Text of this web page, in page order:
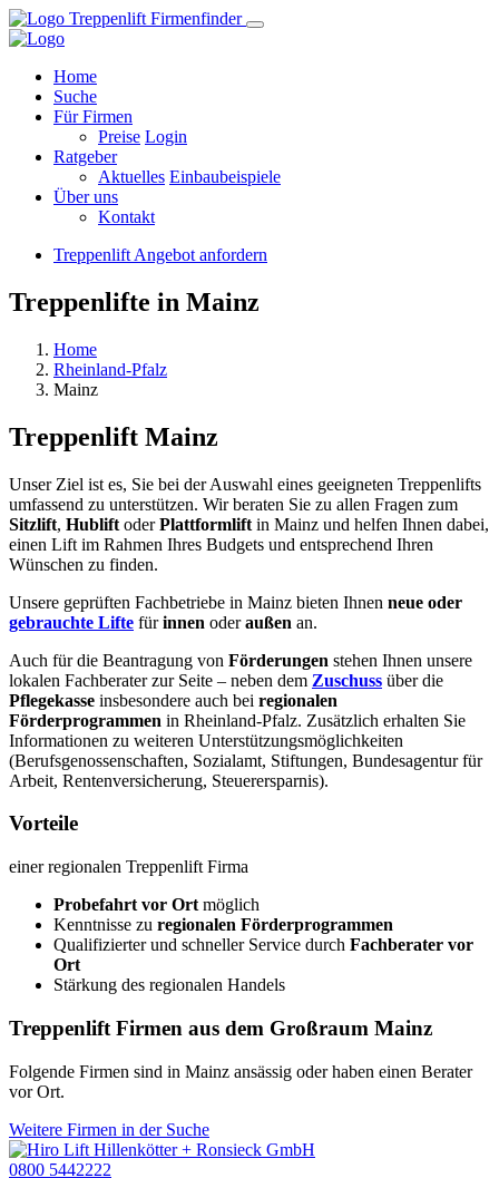
Home
Suche
Für Firmen
Preise Login
Ratgeber
Aktuelles Einbaubeispiele
Über uns
Kontakt
Treppenlift Angebot anfordern
Treppenlifte in Mainz
Home
Rheinland-Pfalz
Mainz
Treppenlift Mainz
Unser Ziel ist es, Sie bei der Auswahl eines geeigneten Treppenlifts
umfassend zu unterstützen. Wir beraten Sie zu allen Fragen zum
Sitzlift, Hublift oderPlattformlift in Mainz und helfen Ihnen dabei,
einen Lift im Rahmen Ihres Budgets und entsprechend Ihren
Wünschen zu finden.
Unsere geprüften Fachbetriebe in Mainz bieten Ihnen neue oder
gebrauchte Lifte fürinnen oderaußen an.
Auch für die Beantragung von Förderungen stehen Ihnen unsere
lokalen Fachberater zur Seite – neben dem Zuschuss über die
Pflegekasse insbesondere auch bei regionalen
Förderprogrammen in Rheinland-Pfalz. Zusätzlich erhalten Sie
Informationen zu weiteren Unterstützungsmöglichkeiten
(Berufsgenossenschaften, Sozialamt, Stiftungen, Bundesagentur für
Arbeit, Rentenversicherung, Steuerersparnis).
Vorteile
einer regionalen Treppenlift Firma
Probefahrt vor Ort möglich
Kenntnisse zu regionalen Förderprogrammen
Qualifizierter und schneller Service durch Fachberater vor
Ort
Stärkung des regionalen Handels
Treppenlift Firmen aus dem Großraum Mainz
Folgende Firmen sind in Mainz ansässig oder haben einen Berater
vor Ort.
Weitere Firmen in der Suche
0800 5442222